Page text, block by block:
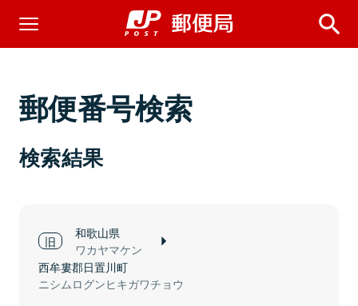
郵便番号検索
検索結果
和歌山県
ワカヤマケン
西牟婁郡日置川町
ニシムログンヒキガワチョウ